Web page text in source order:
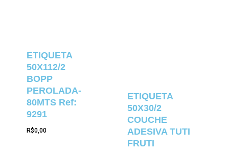
ETIQUETA
50X112/2
BOPP
PEROLADA-
80MTS Ref:
9291
R$0,00
ETIQUETA
50X30/2
COUCHE
ADESIVA TUTI
FRUTI